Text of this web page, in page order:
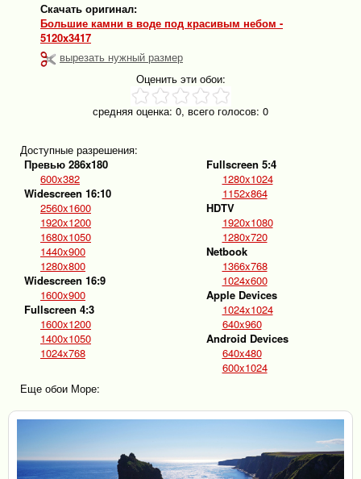
Скачать оригинал:
Большие камни в воде под красивым небом -
5120x3417
вырезать нужный размер
Оценить эти обои:
средняя оценка: 0, всего голосов: 0
Доступные разрешения:
Превью 286x180
600x382
Widescreen 16:10
2560x1600
1920x1200
1680x1050
1440x900
1280x800
Widescreen 16:9
1600x900
Fullscreen 4:3
1600x1200
1400x1050
1024x768
Fullscreen 5:4
1280x1024
1152x864
HDTV
1920x1080
1280x720
Netbook
1366x768
1024x600
Apple Devices
1024x1024
640x960
Android Devices
640x480
600x1024
Еще обои Море: